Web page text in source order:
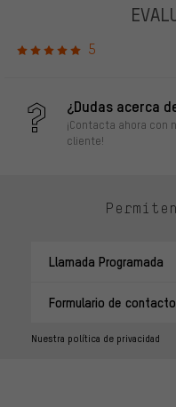
5
¿Dudas acerca
¡Contacta ahora con
cliente!
Llamada Programada
Formulario de contacto
Nuestra política de privacidad